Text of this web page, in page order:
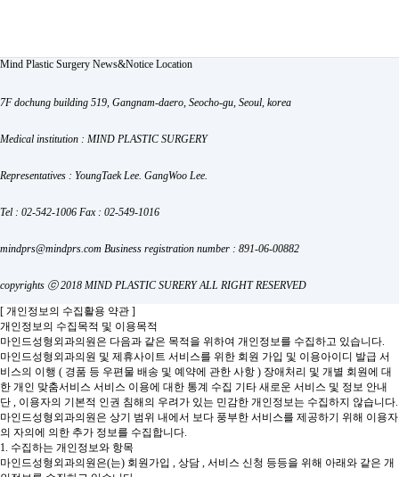
Mind Plastic Surgery News&Notice Location
7F dochung building 519, Gangnam-daero, Seocho-gu, Seoul, korea
Medical institution : MIND PLASTIC SURGERY
Representatives : YoungTaek Lee. GangWoo Lee.
Tel : 02-542-1006 Fax : 02-549-1016
mindprs@mindprs.com Business registration number : 891-06-00882
copyrights ⓒ 2018 MIND PLASTIC SURERY ALL RIGHT RESERVED
[ 개인정보의 수집활용 약관 ]
개인정보의 수집목적 및 이용목적
마인드성형외과의원은 다음과 같은 목적을 위하여 개인정보를 수집하고 있습니다.
마인드성형외과의원 및 제휴사이트 서비스를 위한 회원 가입 및 이용아이디 발급 서
비스의 이행 ( 경품 등 우편물 배송 및 예약에 관한 사항 ) 장애처리 및 개별 회원에 대
한 개인 맞춤서비스 서비스 이용에 대한 통계 수집 기타 새로운 서비스 및 정보 안내
단 , 이용자의 기본적 인권 침해의 우려가 있는 민감한 개인정보는 수집하지 않습니다.
마인드성형외과의원은 상기 범위 내에서 보다 풍부한 서비스를 제공하기 위해 이용자
의 자의에 의한 추가 정보를 수집합니다.
1. 수집하는 개인정보와 항목
마인드성형외과의원은(는) 회원가입 , 상담 , 서비스 신청 등등을 위해 아래와 같은 개